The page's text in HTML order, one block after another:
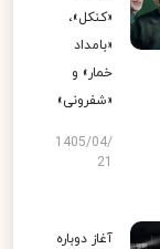
«کنکل»،
«بامداد
خمار» و
«شفرونی»
1405/04/
آغاز دوباره